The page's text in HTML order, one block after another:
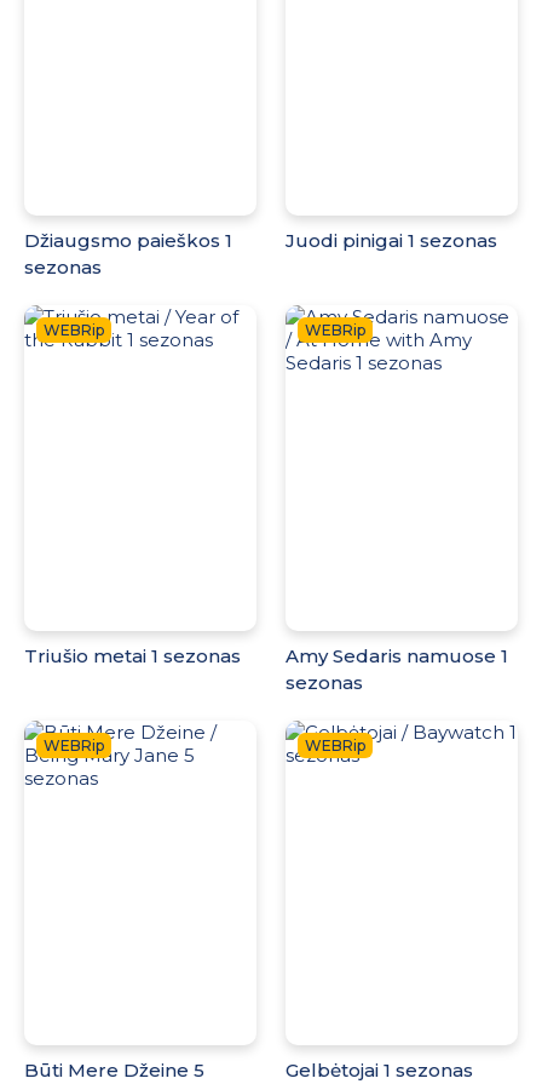
Džiaugsmo paieškos 1
sezonas
Juodi pinigai 1 sezonas
WEBRip
Triušio metai 1 sezonas
WEBRip
Amy Sedaris namuose 1
sezonas
WEBRip
Būti Mere Džeine 5
WEBRip
Gelbėtojai 1 sezonas